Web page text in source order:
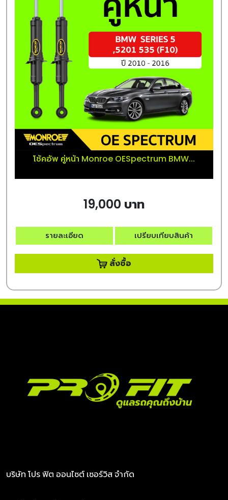
โช้คอัพ คู่หน้า Monroe OESpectrum BMW...
19,000 บาท
รายละเอียด เปรียบเทียบสินค้า
สั่งซื้อ
บริษัท โปร ฟิต ออนไซต์ เซอร์วิส จำกัด